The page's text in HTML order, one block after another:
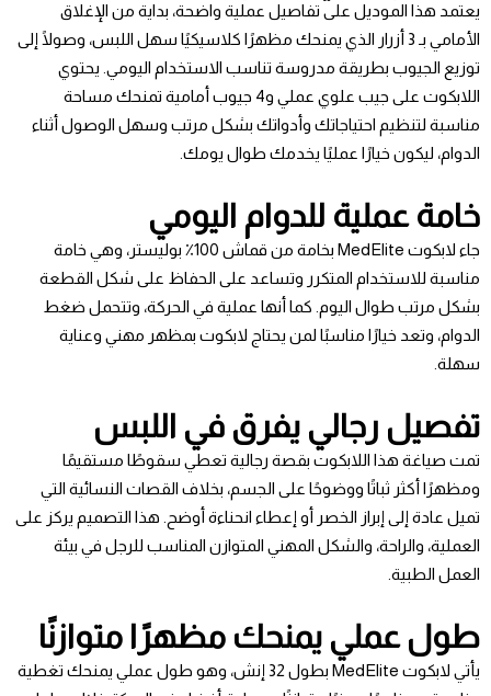
يعتمد هذا الموديل على تفاصيل عملية واضحة، بداية من الإغلاق
الأمامي بـ 3 أزرار الذي يمنحك مظهرًا كلاسيكيًا سهل اللبس، وصولًا إلى
توزيع الجيوب بطريقة مدروسة تناسب الاستخدام اليومي. يحتوي
اللابكوت على جيب علوي عملي و4 جيوب أمامية تمنحك مساحة
مناسبة لتنظيم احتياجاتك وأدواتك بشكل مرتب وسهل الوصول أثناء
الدوام، ليكون خيارًا عمليًا يخدمك طوال يومك.
خامة عملية للدوام اليومي
جاء لابكوت MedElite بخامة من قماش 100٪ بوليستر، وهي خامة
مناسبة للاستخدام المتكرر وتساعد على الحفاظ على شكل القطعة
بشكل مرتب طوال اليوم. كما أنها عملية في الحركة، وتتحمل ضغط
الدوام، وتعد خيارًا مناسبًا لمن يحتاج لابكوت بمظهر مهني وعناية
سهلة.
تفصيل رجالي يفرق في اللبس
تمت صياغة هذا اللابكوت بقصة رجالية تعطي سقوطًا مستقيمًا
ومظهرًا أكثر ثباتًا ووضوحًا على الجسم، بخلاف القصات النسائية التي
تميل عادة إلى إبراز الخصر أو إعطاء انحناءة أوضح. هذا التصميم يركز على
العملية، والراحة، والشكل المهني المتوازن المناسب للرجل في بيئة
العمل الطبية.
طول عملي يمنحك مظهرًا متوازنًا
يأتي لابكوت MedElite بطول 32 إنش، وهو طول عملي يمنحك تغطية